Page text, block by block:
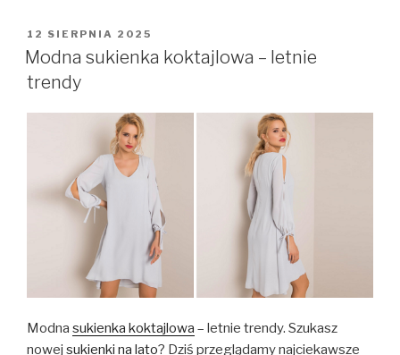
OPUBLIKOWANE
W
12 SIERPNIA 2025
Modna sukienka koktajlowa – letnie
trendy
Modna sukienka koktajlowa – letnie trendy. Szukasz
nowej sukienki na lato? Dziś przeglądamy najciekawsze